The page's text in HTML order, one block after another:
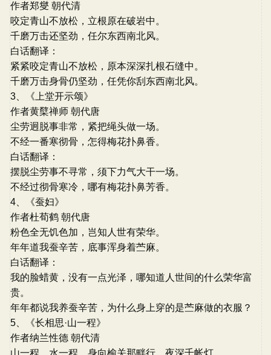
作者郑燮 朝代清
咬定青山不放松，立根原在破岩中。
千磨万击还坚劲，任尔东西南北风。
白话翻译：
紧紧咬定青山不放松，原本深深扎根石缝中。
千磨万击身骨仍坚劲，任凭你刮东西南北风。
3、《上堂开示颂》
作者黄櫱禅师 朝代唐
尘劳迥脱事非常，紧把绳头做一场。
不经一番寒彻骨，怎得梅花扑鼻香。
白话翻译：
摆脱尘劳事不寻常，须下力气大干一场。
不经过彻骨寒冷，哪有梅花扑鼻芳香。
4、《蚕妇》
作者杜荀鹤 朝代唐
粉色全无饥色加，岂知人世有荣华。
年年道我蚕辛苦，底事浑身着苎麻。
白话翻译：
我的脸蜡黄，没有一点光泽，哪知道人世间的什么荣华富
贵。
年年都说我养蚕辛苦，为什么身上穿的是苎麻做的衣服？
5、《长相思·山一程》
作者纳兰性德 朝代清
山一程，水一程，身向榆关那畔行，夜深千帐灯。